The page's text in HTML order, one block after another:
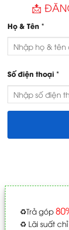
📩
Họ & Tên *
Số điện thoại *
♻️Trả góp
♻️ Lãi suất